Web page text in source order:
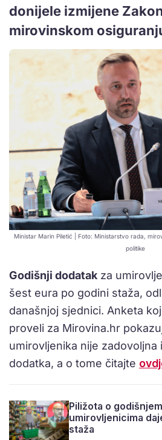
donijele izmijene
mirovinskom
Ministar Marin Piletić | Foto: Ministarstvo rada,
politike
Godišnji dodatak za
šest eura po godini staža,
današnjoj sjednici. Anketa
proveli za Mirovina.hr
umirovljenika nije
dodatka, a o tome čitajte
Piližota o
umirovljenicima
staža